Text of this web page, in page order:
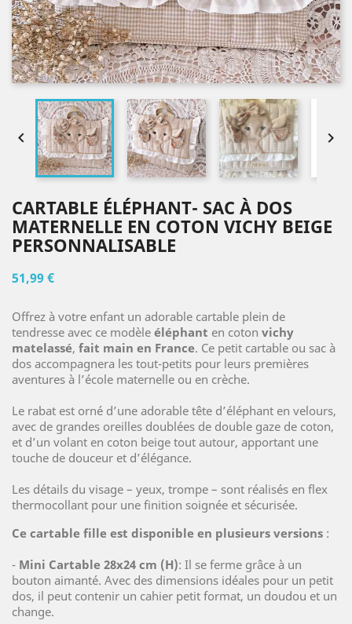
 
CARTABLE ÉLÉPHANT- SAC À DOS
MATERNELLE EN COTON VICHY BEIGE
PERSONNALISABLE
51,99 €
Offrez à votre enfant un adorable cartable plein de
tendresse avec ce modèle éléphant en coton vichy
matelassé, fait main en France. Ce petit cartable ou sac à
dos accompagnera les tout-petits pour leurs premières
aventures à l’école maternelle ou en crèche.
Le rabat est orné d’une adorable tête d’éléphant en velours,
avec de grandes oreilles doublées de double gaze de coton,
et d’un volant en coton beige tout autour, apportant une
touche de douceur et d’élégance.
Les détails du visage – yeux, trompe – sont réalisés en flex
thermocollant pour une finition soignée et sécurisée.
Ce cartable fille est disponible en plusieurs versions :
- Mini Cartable 28x24 cm (H): Il se ferme grâce à un
bouton aimanté. Avec des dimensions idéales pour un petit
dos, il peut contenir un cahier petit format, un doudou et un
change.